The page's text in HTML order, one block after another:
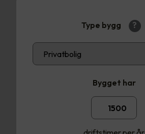
Type bygg ?
Bygget har